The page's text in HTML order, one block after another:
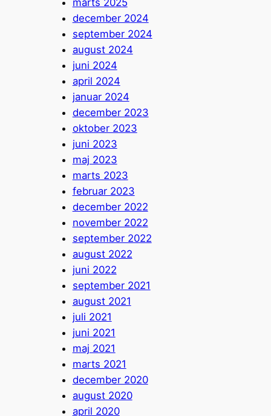
december 2024
september 2024
august 2024
juni 2024
april 2024
januar 2024
december 2023
oktober 2023
juni 2023
maj 2023
marts 2023
februar 2023
december 2022
november 2022
september 2022
august 2022
juni 2022
september 2021
august 2021
juli 2021
juni 2021
maj 2021
marts 2021
december 2020
august 2020
april 2020